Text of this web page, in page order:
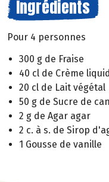
Ingrédients
Pour 4 personnes
300 g de Fraise
40 cl de Crème
20 cl de Lait végétal
50 g de Sucre de
2 g de Agar agar
2 c. à s. de Sirop
1 Gousse de vanille